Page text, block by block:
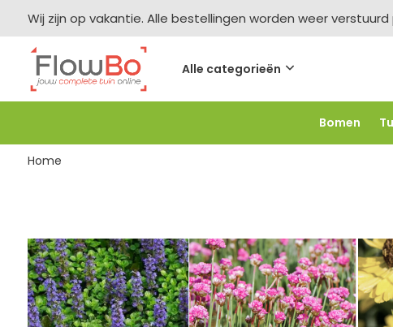
Wij zijn op vakantie. Alle bestellingen worden weer verstuurd
Alle categorieën
Bomen
-2,5% vanaf €250 -
Home